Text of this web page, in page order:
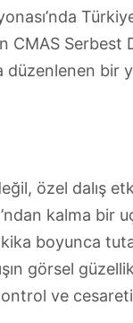
Serbest
düzenlenen
özel dalış
kalma bir
boyunca
görsel
ve